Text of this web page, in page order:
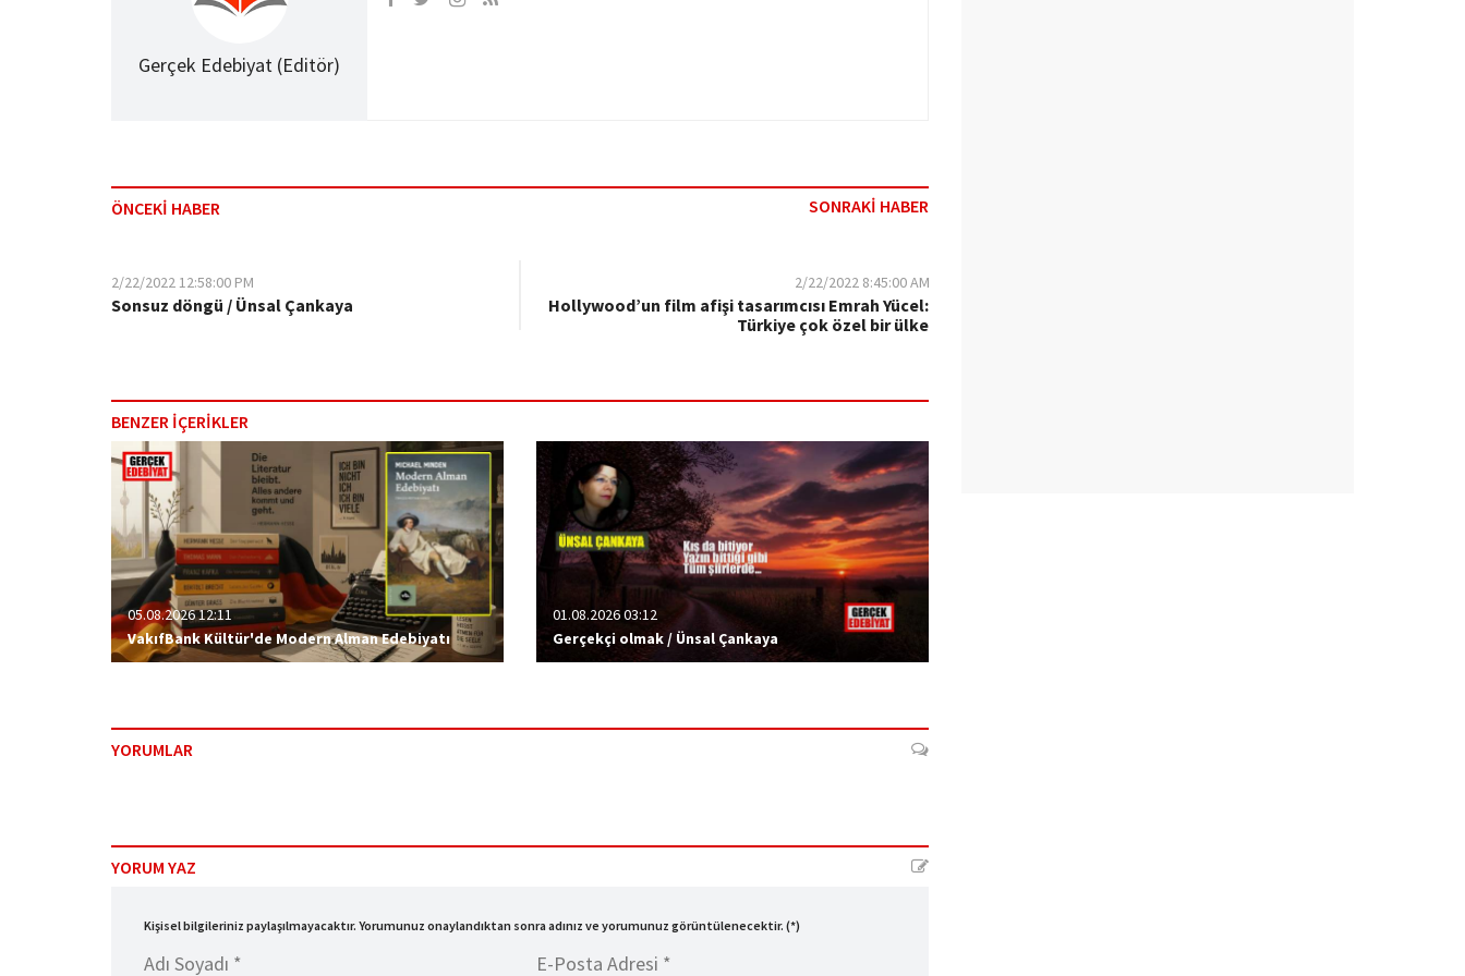
Gerçek Edebiyat (Editör)
ÖNCEKİ HABER SONRAKİ HABER
2/22/2022 12:58:00 PM
Sonsuz döngü / Ünsal Çankaya
2/22/2022 8:45:00 AM
Hollywood’un film afişi tasarımcısı Emrah Yücel:
Türkiye çok özel bir ülke
BENZER İÇERİKLER
05.08.2026 12:11
VakıfBank Kültür'de Modern Alman Edebiyatı
01.08.2026 03:12
Gerçekçi olmak / Ünsal Çankaya
YORUMLAR
YORUM YAZ
Kişisel bilgileriniz paylaşılmayacaktır. Yorumunuz onaylandıktan sonra adınız ve yorumunuz görüntülenecektir. (*)
Adı Soyadı * E-Posta Adresi *